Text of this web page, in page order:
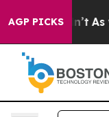
AGP PICKS
it Didn’t As war